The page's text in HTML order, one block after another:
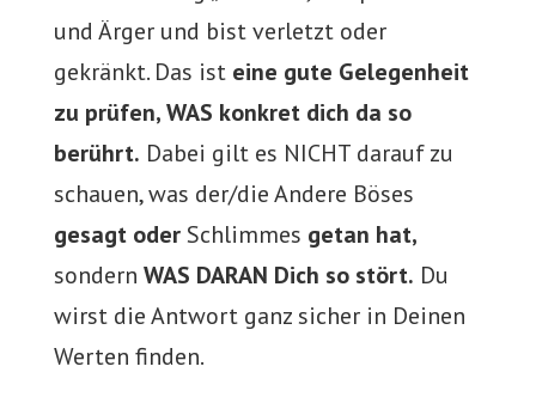
und Ärger und bist verletzt oder
gekränkt. Das ist eine gute Gelegenheit
zu prüfen, WAS konkret dich da so
berührt. Dabei gilt es NICHT darauf zu
schauen, was der/die Andere Böses
gesagt oderSchlimmes getan hat,
sondern WAS DARAN Dich so stört. Du
wirst die Antwort ganz sicher in Deinen
Werten finden.